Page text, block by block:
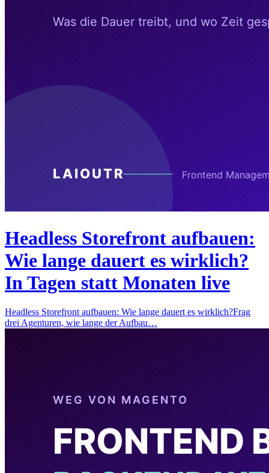
Headless Storefront aufbauen:
Wie lange dauert es wirklich?
In Tagen statt Monaten live
Headless Storefront aufbauen: Wie lange dauert es wirklich?Frag
drei Agenturen, wie lange der Aufbau…